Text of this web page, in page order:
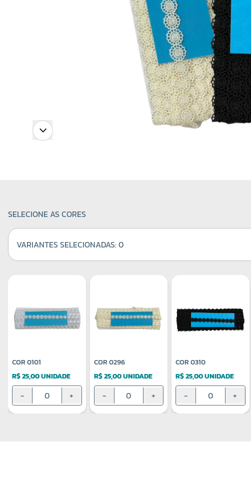
SELECIONE AS CORES
VARIANTES SELECIONADAS:0
COR 0101
R$ 25,00 UNIDADE
- +
COR 0296
R$ 25,00 UNIDADE
- +
COR 0310
R$ 25,00 UNIDADE
- +